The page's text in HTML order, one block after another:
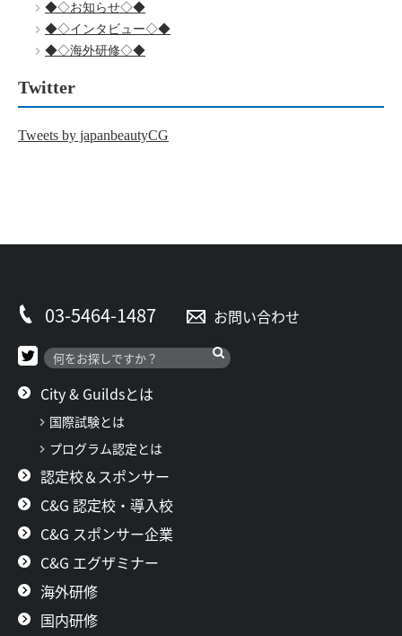
◆◇お知らせ◇◆
◆◇インタビュー◇◆
◆◇海外研修◇◆
Twitter
Tweets by japanbeautyCG
03-5464-1487 お問い合わせ
City & Guildsとは
国際試験とは
プログラム認定とは
認定校＆スポンサー
C&G 認定校・導入校
C&G スポンサー企業
C&G エグザミナー
海外研修
国内研修